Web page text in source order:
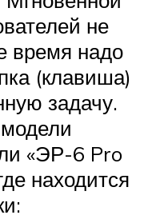
не
время надо
(клавиша)
задачу.
«ЭР-6 Pro
находится